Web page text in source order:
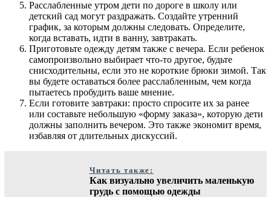
Расслабленные утром дети по дороге в школу или
детский сад могут раздражать. Создайте утренний
график, за которым должны следовать. Определите,
когда вставать, идти в ванну, завтракать.
Приготовьте одежду детям также с вечера. Если ребенок
самопроизвольно выбирает что-то другое, будьте
снисходительны, если это не короткие брюки зимой. Так
вы будете оставаться более расслабленным, чем когда
пытаетесь пробудить ваше мнение.
Если готовите завтраки: просто спросите их за ранее
или составьте небольшую «форму заказа», которую дети
должны заполнить вечером. Это также экономит время,
избавляя от длительных дискуссий.
Читать также:
Как визуально увеличить маленькую
грудь с помощью одежды